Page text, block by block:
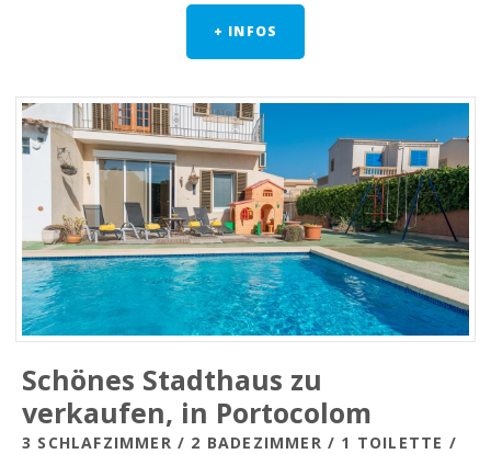
+ INFOS
Schönes Stadthaus zu
verkaufen, in Portocolom
3 SCHLAFZIMMER / 2 BADEZIMMER / 1 TOILETTE /